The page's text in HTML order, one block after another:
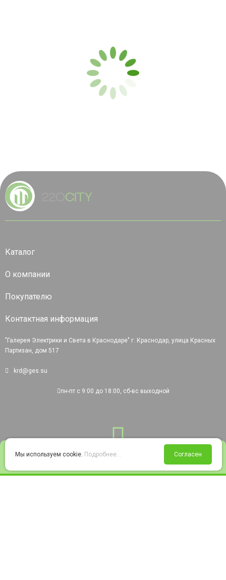
Войти Избранное Корзина
Каталог
О компании
Покупателю
Контактная информация
"Галерея Электрики и Света в Краснодаре" г. Краснодар, улица Красных
Партизан, дом 517
krd@ges.su
пн-пт с 9:00 до 18:00, сб-вс выходной
Мы используем cookie. Подробнее... Согласен